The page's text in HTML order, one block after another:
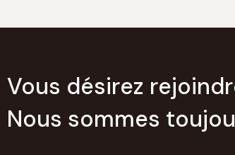
Vous désirez
Nous sommes